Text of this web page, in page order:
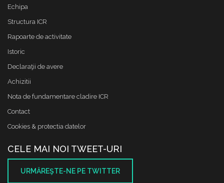
Echipa
Structura ICR
Rapoarte de activitate
Istoric
Declaraţii de avere
Achizitii
Nota de fundamentare cladire ICR
Contact
Cookies & protectia datelor
CELE MAI NOI TWEET-URI
URMĂREŞTE-NE PE TWITTER